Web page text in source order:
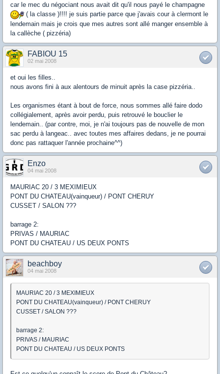
car le mec du négociant nous avait dit qu'il nous payé le champagne
( la classe )!!!! je suis partie parce que j'avais cour à clermont le
lendemain mais je crois que mes autres sont allé manger ensemble à
la callèche ( pizzéria)
FABIOU 15
02 mai 2008
et oui les filles..
nous avons fini à aux alentours de minuit après la case pizzéria..
Les organismes étant à bout de force, nous sommes allé faire dodo
collégialement, après avoir perdu, puis retrouvé le bouclier le
lendemain.. (par contre, moi, je n'ai toujours pas de nouvelle de mon
sac perdu à langeac.. avec toutes mes affaires dedans, je ne pourrai
donc pas rattaquer l'année prochaine^^)
Enzo
04 mai 2008
MAURIAC 20 / 3 MEXIMIEUX
PONT DU CHATEAU(vainqueur) / PONT CHERUY
CUSSET / SALON ???
barrage 2:
PRIVAS / MAURIAC
PONT DU CHATEAU / US DEUX PONTS
beachboy
04 mai 2008
MAURIAC 20 / 3 MEXIMIEUX
PONT DU CHATEAU(vainqueur) / PONT CHERUY
CUSSET / SALON ???
barrage 2:
PRIVAS / MAURIAC
PONT DU CHATEAU / US DEUX PONTS